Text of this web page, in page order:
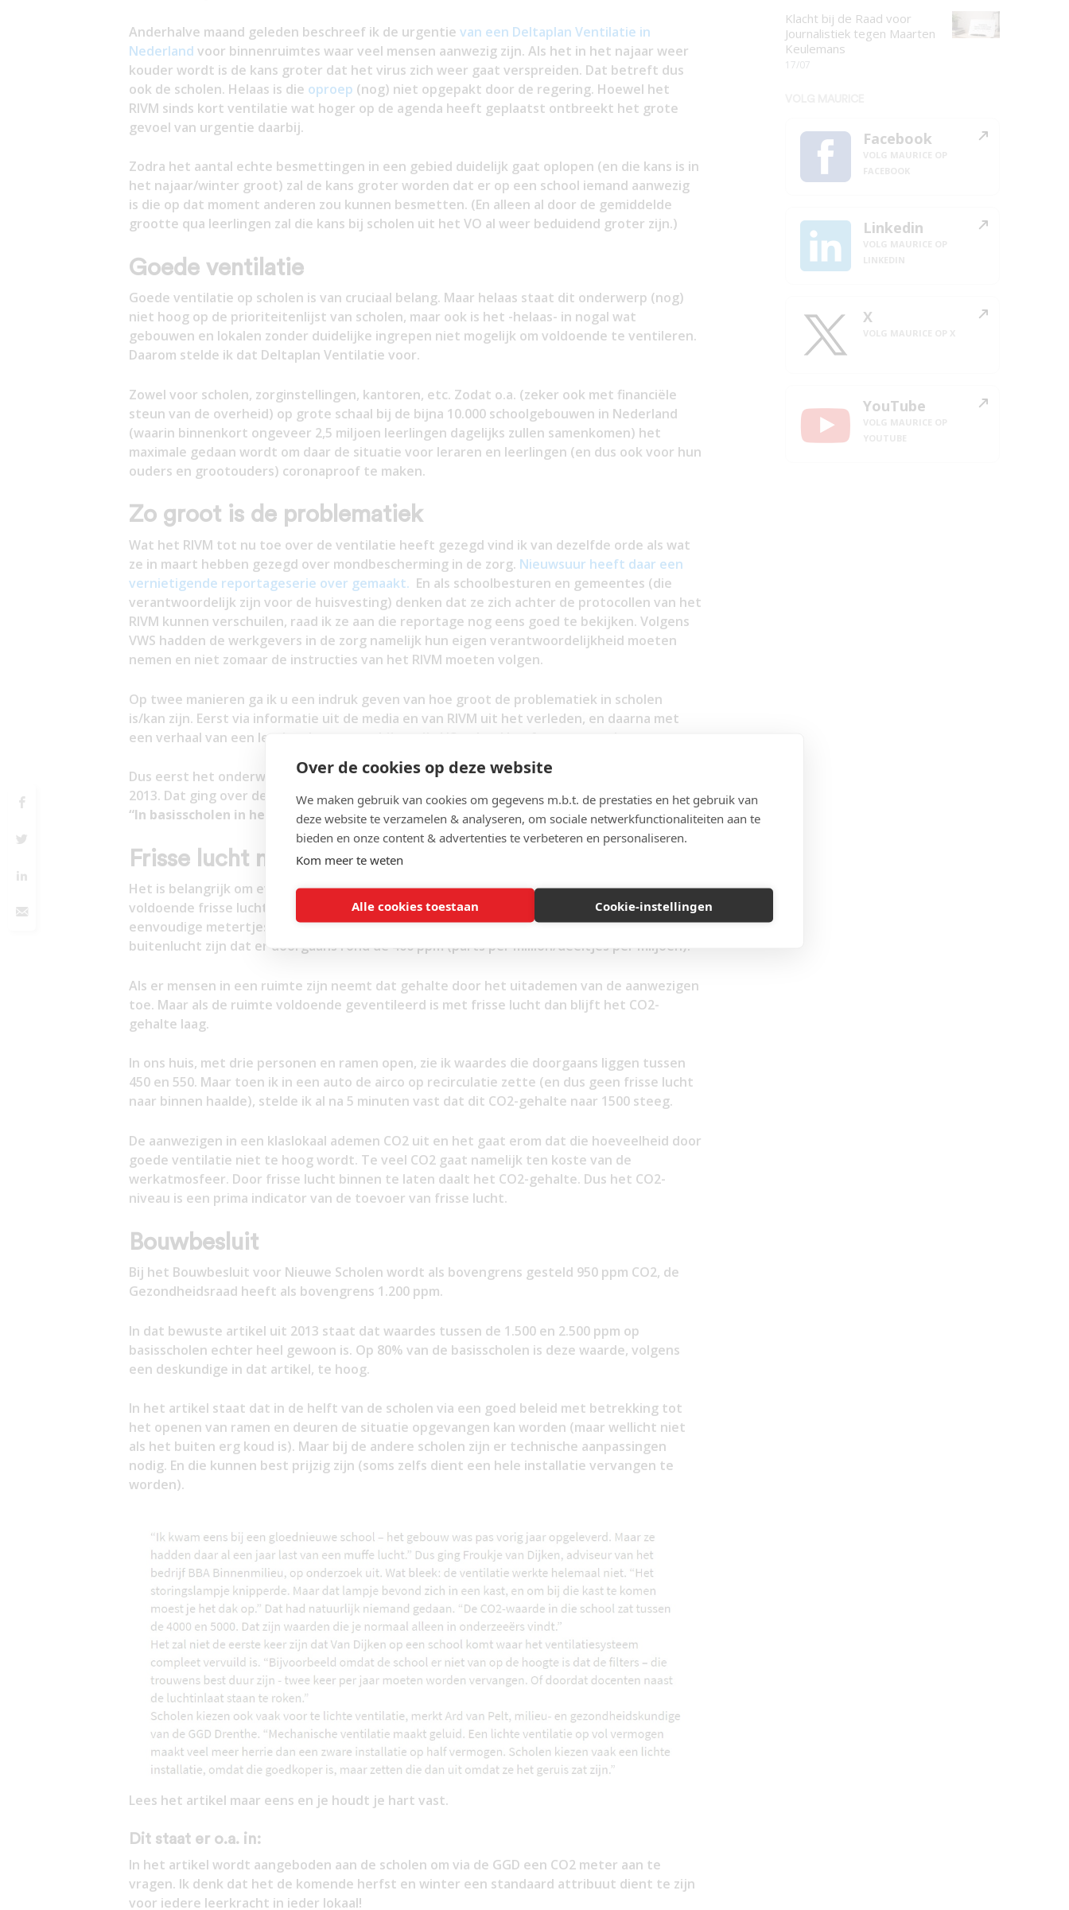
Over de cookies op deze website
We maken gebruik van cookies om gegevens m.b.t. de prestaties en het gebruik van
deze website te verzamelen & analyseren, om sociale netwerkfunctionaliteiten aan te
bieden en onze content & advertenties te verbeteren en personaliseren.
Kom meer te weten
Alle cookies toestaan Cookie-instellingen
Anderhalve maand geleden beschreef ik de urgentie van een Deltaplan Ventilatie in
Nederland voor binnenruimtes waar veel mensen aanwezig zijn. Als het in het najaar weer
kouder wordt is de kans groter dat het virus zich weer gaat verspreiden. Dat betreft dus
ook de scholen. Helaas is die oproep (nog) niet opgepakt door de regering. Hoewel het
RIVM sinds kort ventilatie wat hoger op de agenda heeft geplaatst ontbreekt het grote
gevoel van urgentie daarbij.
Zodra het aantal echte besmettingen in een gebied duidelijk gaat oplopen (en die kans is in
het najaar/winter groot) zal de kans groter worden dat er op een school iemand aanwezig
is die op dat moment anderen zou kunnen besmetten. (En alleen al door de gemiddelde
grootte qua leerlingen zal die kans bij scholen uit het VO al weer beduidend groter zijn.)
Goede ventilatie
Goede ventilatie op scholen is van cruciaal belang. Maar helaas staat dit onderwerp (nog)
niet hoog op de prioriteitenlijst van scholen, maar ook is het -helaas- in nogal wat
gebouwen en lokalen zonder duidelijke ingrepen niet mogelijk om voldoende te ventileren.
Daarom stelde ik dat Deltaplan Ventilatie voor.
Zowel voor scholen, zorginstellingen, kantoren, etc. Zodat o.a. (zeker ook met financiële
steun van de overheid) op grote schaal bij de bijna 10.000 schoolgebouwen in Nederland
(waarin binnenkort ongeveer 2,5 miljoen leerlingen dagelijks zullen samenkomen) het
maximale gedaan wordt om daar de situatie voor leraren en leerlingen (en dus ook voor hun
ouders en grootouders) coronaproof te maken.
Zo groot is de problematiek
Wat het RIVM tot nu toe over de ventilatie heeft gezegd vind ik van dezelfde orde als wat
ze in maart hebben gezegd over mondbescherming in de zorg. Nieuwsuur heeft daar een
vernietigende reportageserie over gemaakt. En als schoolbesturen en gemeentes (die
verantwoordelijk zijn voor de huisvesting) denken dat ze zich achter de protocollen van het
RIVM kunnen verschuilen, raad ik ze aan die reportage nog eens goed te bekijken. Volgens
VWS hadden de werkgevers in de zorg namelijk hun eigen verantwoordelijkheid moeten
nemen en niet zomaar de instructies van het RIVM moeten volgen.
Op twee manieren ga ik u een indruk geven van hoe groot de problematiek in scholen
is/kan zijn. Eerst via informatie uit de media en van RIVM uit het verleden, en daarna met
een verhaal van een leerkracht van wat hij op zijn VO-school heeft meegemaakt.
Dus eerst het onderwerp aan de hand van een artikel in het Onderwijsblad (AOB) van 30-11-
2013. Dat ging over de stand van zaken van de ventilatie op basisscholen.De conclusie was
“In basisscholen in het hele land is het slecht gesteld met de ventilatie”.
Frisse lucht meten
Het is belangrijk om even te begrijpen op welke manier er gemeten kan worden of er
voldoende frisse lucht aanwezig is. Dat gebeurt met een CO2-meter. Dat zijn relatief
eenvoudige metertjes die vaststellen hoeveel C02-deeltjes er in de lucht zijn. In de
buitenlucht zijn dat er doorgaans rond de 400 ppm (parts per million/deeltjes per miljoen).
Als er mensen in een ruimte zijn neemt dat gehalte door het uitademen van de aanwezigen
toe. Maar als de ruimte voldoende geventileerd is met frisse lucht dan blijft het CO2-
gehalte laag.
In ons huis, met drie personen en ramen open, zie ik waardes die doorgaans liggen tussen
450 en 550. Maar toen ik in een auto de airco op recirculatie zette (en dus geen frisse lucht
naar binnen haalde), stelde ik al na 5 minuten vast dat dit CO2-gehalte naar 1500 steeg.
De aanwezigen in een klaslokaal ademen CO2 uit en het gaat erom dat die hoeveelheid door
goede ventilatie niet te hoog wordt. Te veel CO2 gaat namelijk ten koste van de
werkatmosfeer. Door frisse lucht binnen te laten daalt het CO2-gehalte. Dus het CO2-
niveau is een prima indicator van de toevoer van frisse lucht.
Bouwbesluit
Bij het Bouwbesluit voor Nieuwe Scholen wordt als bovengrens gesteld 950 ppm CO2, de
Gezondheidsraad heeft als bovengrens 1.200 ppm.
In dat bewuste artikel uit 2013 staat dat waardes tussen de 1.500 en 2.500 ppm op
basisscholen echter heel gewoon is. Op 80% van de basisscholen is deze waarde, volgens
een deskundige in dat artikel, te hoog.
In het artikel staat dat in de helft van de scholen via een goed beleid met betrekking tot
het openen van ramen en deuren de situatie opgevangen kan worden (maar wellicht niet
als het buiten erg koud is). Maar bij de andere scholen zijn er technische aanpassingen
nodig. En die kunnen best prijzig zijn (soms zelfs dient een hele installatie vervangen te
worden).
Lees het artikel maar eens en je houdt je hart vast.
Dit staat er o.a. in:
In het artikel wordt aangeboden aan de scholen om via de GGD een CO2 meter aan te
vragen. Ik denk dat het de komende herfst en winter een standaard attribuut dient te zijn
voor iedere leerkracht in ieder lokaal!
Klacht bij de Raad voor
Journalistiek tegen Maarten
Keulemans
17/07
Facebook
Linkedin
X
YouTube